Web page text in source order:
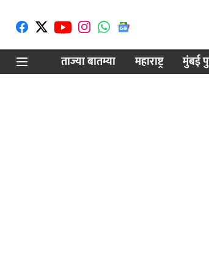
ताज्या बातम्या
महाराष्ट्र मुंबई